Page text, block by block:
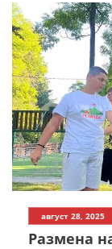
август 28, 2025
Размена